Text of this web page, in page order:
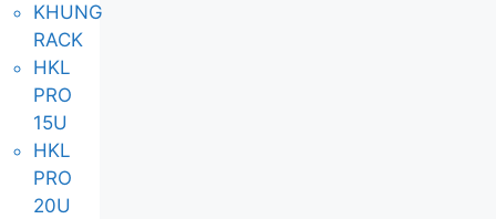
KHUNG
RACK
HKL
PRO
15U
HKL
PRO
20U